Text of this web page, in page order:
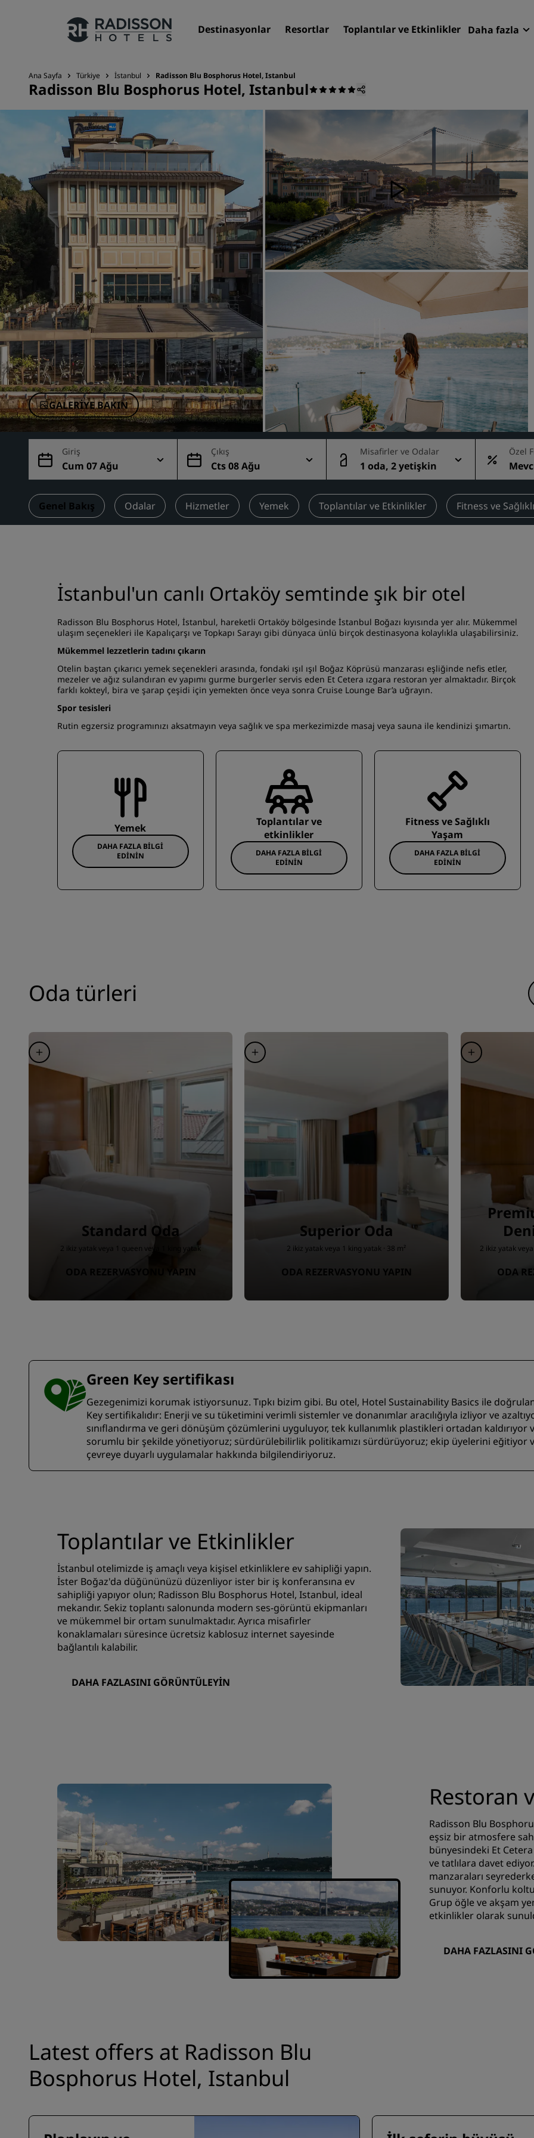
Destinasyonlar Resortlar Toplantılar ve Etkinlikler Daha fazla
Markalarımız
Radisson Hotels Markaları
Çin'deki Bağlı Markalar
Resortlar
Hizmet verilen daireler
Havaalanı otelleri
Yeni & yakında kullanıma
sunulacak oteller
Toplantılar ve Etkinlikler
Radisson Meetings'i
Toplantı odası rezerve edin
Fiyat Teklifi İsteyin
Etkinlik Destinasyonları
Sektör Çözümleri
Uçuş ara
Uçuş ara
Yemek
Search for a restaurant
Dijital Hizmetler
Radisson Hotels
Ana Sayfa Türkiye İstanbul Radisson Blu Bosphorus Hotel, Istanbul
Radisson Blu Bosphorus Hotel, Istanbul
GALERIYE BAKIN
Giriş
Cum 07 Ağu
Çıkış
Cts 08 Ağu
Misafirler ve Odalar
1 oda, 2 yetişkin
Özel
k
Genel Bakış Odalar Hizmetler Yemek Toplantılar ve Etkinlikler Fitness ve
İstanbul'un canlı Ortaköy semtinde şık bir otel
Radisson Blu Bosphorus Hotel, İstanbul, hareketli Ortaköy bölgesinde İstanbul Boğazı kıyısında yer alır. Mükemmel
ulaşım seçenekleri ile Kapalıçarşı ve Topkapı Sarayı gibi dünyaca ünlü birçok destinasyona kolaylıkla ulaşabilirsiniz.
Mükemmel lezzetlerin tadını çıkarın
Otelin baştan çıkarıcı yemek seçenekleri arasında, fondaki ışıl ışıl Boğaz Köprüsü manzarası eşliğinde nefis etler,
mezeler ve ağız sulandıran ev yapımı gurme burgerler servis eden Et Cetera ızgara restoran yer almaktadır. Birçok
farklı kokteyl, bira ve şarap çeşidi için yemekten önce veya sonra Cruise Lounge Bar’a uğrayın.
Spor tesisleri
Rutin egzersiz programınızı aksatmayın veya sağlık ve spa merkezimizde masaj veya sauna ile kendinizi şımartın.
Yemek
DAHA FAZLA BILGI
EDININ
Toplantılar ve
etkinlikler
DAHA FAZLA BILGI
EDININ
Fitness ve Sağlıklı
Yaşam
DAHA FAZLA BILGI
EDININ
Oda türleri
Standard Oda
2 ikiz yatak veya 1 queen veya 1 king yatak
ODA REZERVASYONU YAPIN
Superior Oda
2 ikiz yatak veya 1 king yatak · 38 m²
ODA REZERVASYONU YAPIN
2 ikiz yatak
ODA
Green Key sertifikası
Gezegenimizi korumak istiyorsunuz. Tıpkı bizim gibi. Bu otel, Hotel Sustainability Basics ile
Key sertifikalıdır: Enerji ve su tüketimini verimli sistemler ve donanımlar aracılığıyla izliyor ve
sınıflandırma ve geri dönüşüm çözümlerini uyguluyor, tek kullanımlık plastikleri ortadan kaldırıyor
sorumlu bir şekilde yönetiyoruz; sürdürülebilirlik politikamızı sürdürüyoruz; ekip üyelerini eğitiyor
çevreye duyarlı uygulamalar hakkında bilgilendiriyoruz.
Toplantılar ve Etkinlikler
İstanbul otelimizde iş amaçlı veya kişisel etkinliklere ev sahipliği yapın.
İster Boğaz'da düğününüzü düzenliyor ister bir iş konferansına ev
sahipliği yapıyor olun; Radisson Blu Bosphorus Hotel, Istanbul, ideal
mekandır. Sekiz toplantı salonunda modern ses-görüntü ekipmanları
ve mükemmel bir ortam sunulmaktadır. Ayrıca misafirler
konaklamaları süresince ücretsiz kablosuz internet sayesinde
bağlantılı kalabilir.
DAHA FAZLASINI GÖRÜNTÜLEYIN
Restoran
Radisson Blu
eşsiz bir atmosfere
bünyesindeki Et
ve tatlılara davet
manzaraları
sunuyor. Konforlu
Grup öğle ve akşam
etkinlikler olarak
DAHA FAZLASINI
Latest offers at Radisson Blu
Bosphorus Hotel, Istanbul